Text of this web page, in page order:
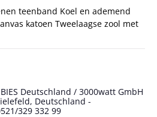
teenband Koel en ademend
katoen Tweelaagse zool met
Deutschland / 3000watt GmbH
Deutschland -
329 332 99